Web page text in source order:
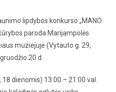
lipdybos konkurso „MANO
paroda Marijampolės
muziejuje (Vytauto g. 29,
20 d.
dienomis) 13:00 – 21:00 val.